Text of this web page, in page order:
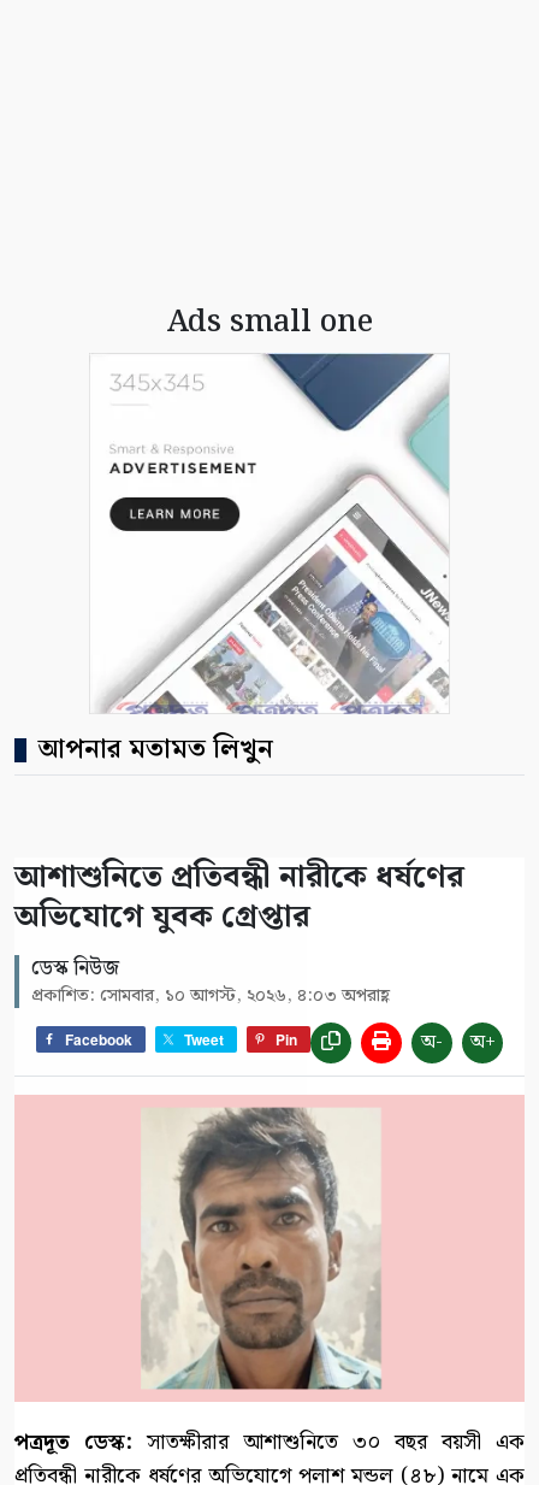
Ads small one
আপনার মতামত লিখুন
আশাশুনিতে প্রতিবন্ধী নারীকে ধর্ষণের
অভিযোগে যুবক গ্রেপ্তার
ডেস্ক নিউজ
প্রকাশিত: সোমবার, ১০ আগস্ট, ২০২৬, ৪:০৩ অপরাহ্ণ
Facebook Tweet Pin অ- অ+
পত্রদূত ডেস্ক: সাতক্ষীরার আশাশুনিতে ৩০ বছর বয়সী এক
প্রতিবন্ধী নারীকে ধর্ষণের অভিযোগে পলাশ মন্ডল (৪৮) নামে এক